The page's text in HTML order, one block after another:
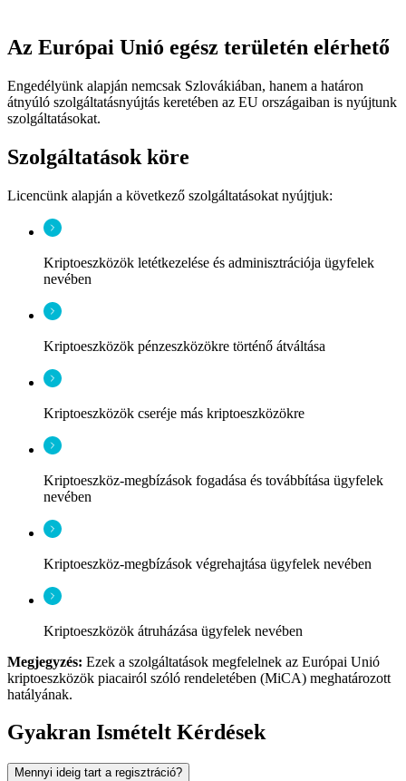
Az Európai Unió egész területén elérhető
Engedélyünk alapján nemcsak Szlovákiában, hanem a határon
átnyúló szolgáltatásnyújtás keretében az EU országaiban is nyújtunk
szolgáltatásokat.
Szolgáltatások köre
Licencünk alapján a következő szolgáltatásokat nyújtjuk:
Kriptoeszközök letétkezelése és adminisztrációja ügyfelek
nevében
Kriptoeszközök pénzeszközökre történő átváltása
Kriptoeszközök cseréje más kriptoeszközökre
Kriptoeszköz-megbízások fogadása és továbbítása ügyfelek
nevében
Kriptoeszköz-megbízások végrehajtása ügyfelek nevében
Kriptoeszközök átruházása ügyfelek nevében
Megjegyzés: Ezek a szolgáltatások megfelelnek az Európai Unió
kriptoeszközök piacairól szóló rendeletében (MiCA) meghatározott
hatályának.
Gyakran Ismételt Kérdések
Mennyi ideig tart a regisztráció?